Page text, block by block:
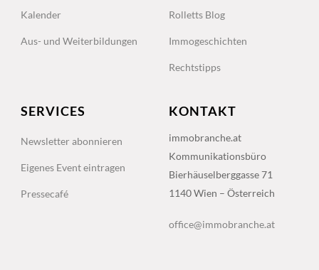
Kalender
Aus- und Weiterbildungen
Rolletts Blog
Immogeschichten
Rechtstipps
SERVICES
Newsletter abonnieren
Eigenes Event eintragen
Pressecafé
KONTAKT
immobranche.at
Kommunikationsbüro
Bierhäuselberggasse 71
1140 Wien – Österreich
office@immobranche.at